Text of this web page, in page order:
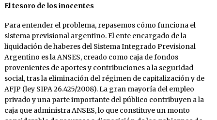
El tesoro de los inocentes
Para entender el problema, repasemos cómo funciona el
sistema previsional argentino. El ente encargado de la
liquidación de haberes del Sistema Integrado Previsional
Argentino es la ANSES, creado como caja de fondos
provenientes de aportes y contribuciones a la seguridad
social, tras la eliminación del régimen de capitalización y de
AFJP (ley SIPA 26.425/2008). La gran mayoría del empleo
privado y una parte importante del público contribuyen a la
caja que administra ANSES, lo que constituye un monto